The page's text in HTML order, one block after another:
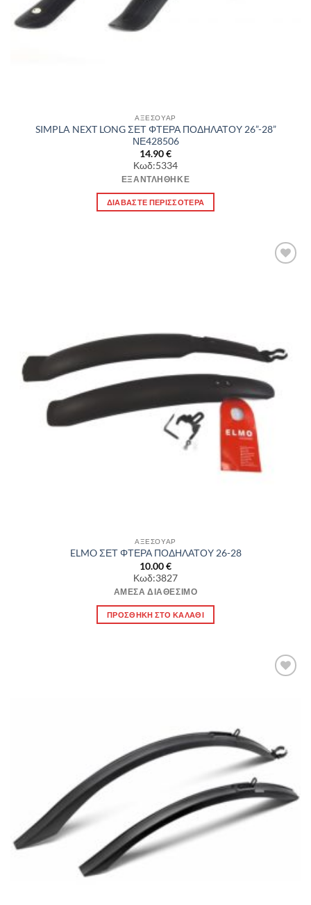
ΑΞΕΣΟΥΑΡ
SIMPLA NEXT LONG ΣΕΤ ΦΤΕΡΑ ΠΟΔΗΛΑΤΟΥ 26”-28”
ΝΕ428506
14.90€
Κωδ:5334
ΕΞΑΝΤΛΉΘΗΚΕ
ΔΙΑΒΆΣΤΕ ΠΕΡΙΣΣΌΤΕΡΑ
ΑΞΕΣΟΥΑΡ
ELMO ΣΕΤ ΦΤΕΡΑ ΠΟΔΗΛΑΤΟΥ 26-28
10.00€
Κωδ:3827
ΆΜΕΣΑ ΔΙΑΘΈΣΙΜΟ
ΠΡΟΣΘΉΚΗ ΣΤΟ ΚΑΛΆΘΙ